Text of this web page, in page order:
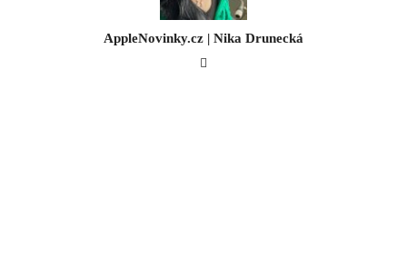
AppleNovinky.cz | Nika Drunecká